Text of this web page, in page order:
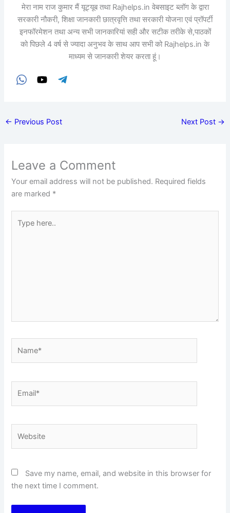
मेरा नाम राज कुमार मैं यूट्यूब तथा Rajhelps.in वेबसाइट ब्लॉग के द्वारा
सरकारी नौकरी, शिक्षा जानकारी छात्रवृत्ति तथा सरकारी योजना एवं प्रॉपर्टी
इनफॉरमेशन तथा अन्य सभी जानकारियां सही और सटीक तरीके से,पाठकों
को पिछले 4 वर्ष से ज्यादा अनुभव के साथ आप सभी को Rajhelps.in के
माध्यम से जानकारी शेयर करता हूं।
← Previous Post Next Post →
Leave a Comment
Your email address will not be published. Required fields
are marked *
here..
Save my name, email, and website in this browser for
the next time I comment.